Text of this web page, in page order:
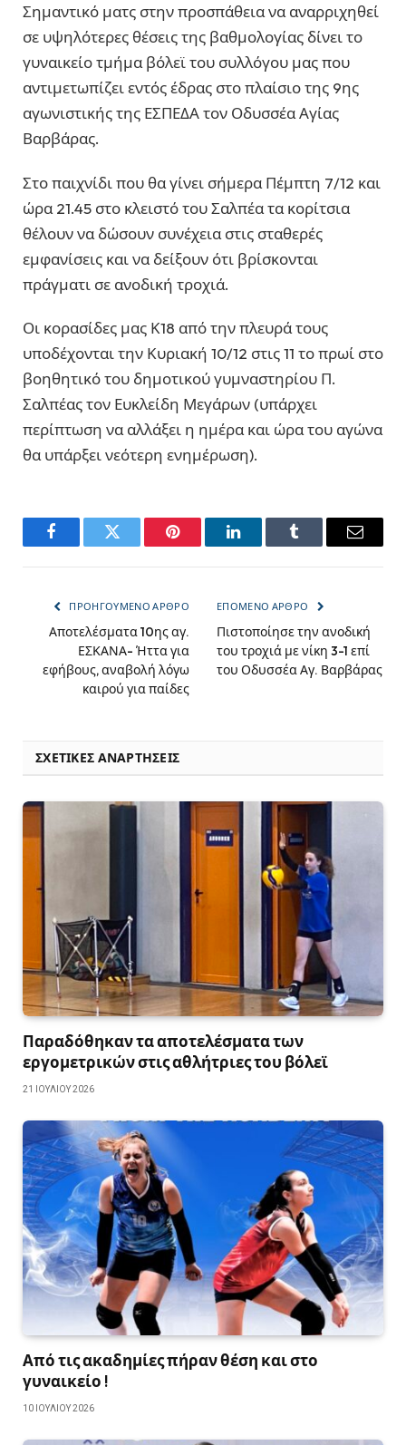
Σημαντικό ματς στην προσπάθεια να αναρριχηθεί
σε υψηλότερες θέσεις της βαθμολογίας δίνει το
γυναικείο τμήμα βόλεϊ του συλλόγου μας που
αντιμετωπίζει εντός έδρας στο πλαίσιο της 9ης
αγωνιστικής της ΕΣΠΕΔΑ τον Οδυσσέα Αγίας
Βαρβάρας.
Στο παιχνίδι που θα γίνει σήμερα Πέμπτη 7/12 και
ώρα 21.45 στο κλειστό του Σαλπέα τα κορίτσια
θέλουν να δώσουν συνέχεια στις σταθερές
εμφανίσεις και να δείξουν ότι βρίσκονται
πράγματι σε ανοδική τροχιά.
Οι κορασίδες μας Κ18 από την πλευρά τους
υποδέχονται την Κυριακή 10/12 στις 11 το πρωί στο
βοηθητικό του δημοτικού γυμναστηρίου Π.
Σαλπέας τον Ευκλείδη Μεγάρων (υπάρχει
περίπτωση να αλλάξει η ημέρα και ώρα του αγώνα
θα υπάρξει νεότερη ενημέρωση).
FacebookTwitter Pinterest LinkedInTumblr Email
ΠΡΟΗΓΟΎΜΕΝΟ ΆΡΘΡΟ
Αποτελέσματα 10ης αγ.
ΕΣΚΑΝΑ- Ήττα για
εφήβους, αναβολή λόγω
καιρού για παίδες
ΕΠΌΜΕΝΟ ΆΡΘΡΟ
Πιστοποίησε την ανοδική
του τροχιά με νίκη 3-1 επί
του Οδυσσέα Αγ. Βαρβάρας
ΣΧΕΤΙΚΈΣ ΑΝΑΡΤΉΣΕΙΣ
Παραδόθηκαν τα αποτελέσματα των
εργομετρικών στις αθλήτριες του βόλεϊ
21 ΙΟΥΛΊΟΥ 2026
Από τις ακαδημίες πήραν θέση και στο
γυναικείο !
10 ΙΟΥΛΊΟΥ 2026